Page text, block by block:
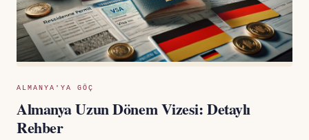
ALMANYA'YA GÖÇ
Almanya Uzun Dönem Vizesi: Detaylı
Rehber